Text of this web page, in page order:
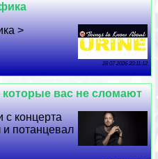
>
28 07 2026 20:11:12
вас не сломают
с концерта
и потанцевал